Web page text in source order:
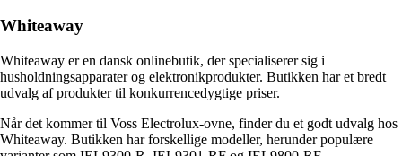
Whiteaway
Whiteaway er en dansk onlinebutik, der specialiserer sig i
husholdningsapparater og elektronikprodukter. Butikken har et bredt
udvalg af produkter til konkurrencedygtige priser.
Når det kommer til Voss Electrolux-ovne, finder du et godt udvalg hos
Whiteaway. Butikken har forskellige modeller, herunder populære